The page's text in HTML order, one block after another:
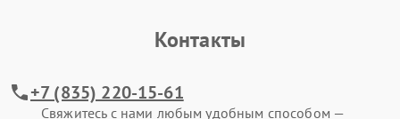
Контакты
+7 (835) 220-15-61
Свяжитесь с нами любым удобным способом —